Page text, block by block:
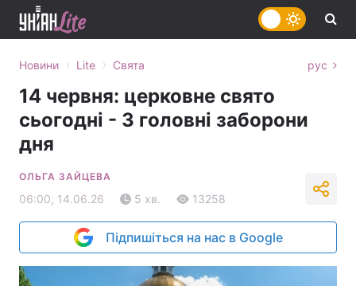
Новини › Lite › Свята рус
14 червня: церковне свято
сьогодні - 3 головні заборони
дня
ОЛЬГА ЗАЙЦЕВА
06:00, 14.06.26 5 хв. 13258
Підпишіться на нас в Google